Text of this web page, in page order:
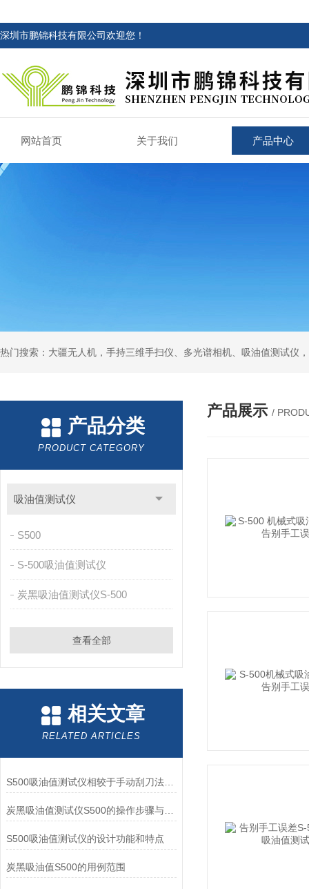
深圳市鹏锦科技有限公司欢迎您！
网站首页 关于我们 产品中心
热门搜索：大疆无人机，手持三维手扫仪、多光谱相机、吸油值测试仪
产品分类
PRODUCT CATEGORY
吸油值测试仪
S500
S-500吸油值测试仪
炭黑吸油值测试仪S-500
查看全部
相关文章
RELATED ARTICLES
S500吸油值测试仪相较于手动刮刀法的优势：精度、效率与重复性
炭黑吸油值测试仪S500的操作步骤与使用技巧分享
S500吸油值测试仪的设计功能和特点
炭黑吸油值S500的用例范围
产品展示 /